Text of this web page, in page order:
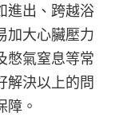
進出、跨越浴
加大心臟壓力
憋氣窒息等常
解決以上的問
障。